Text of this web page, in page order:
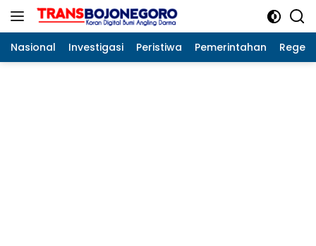
Langsung
Nasional Investigasi Peristiwa Pemerintahan